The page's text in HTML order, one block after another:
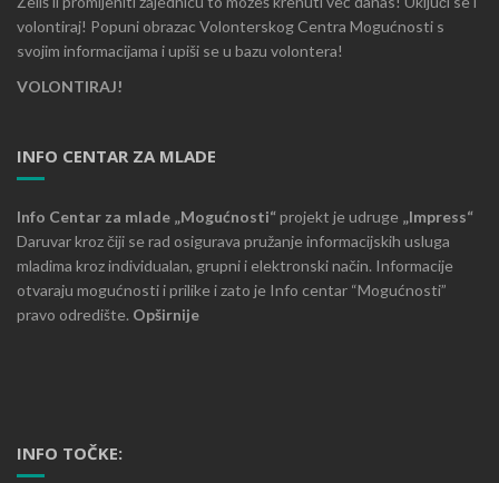
volontiraj! Popuni obrazac Volonterskog Centra Mogućnosti s
svojim informacijama i upiši se u bazu volontera!
VOLONTIRAJ!
INFO CENTAR ZA MLADE
Info Centar za mlade „Mogućnosti“projekt je udruge „Impress“
Daruvar kroz čiji se rad osigurava pružanje informacijskih usluga
mladima kroz individualan, grupni i elektronski način. Informacije
otvaraju mogućnosti i prilike i zato je Info centar “Mogućnosti”
pravo odredište. Opširnije
INFO TOČKE: